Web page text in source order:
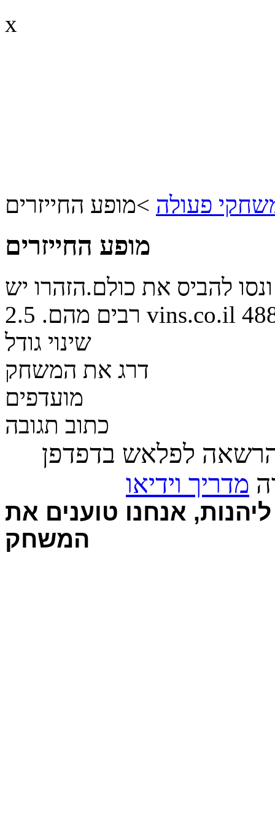
x
פעולה >מופע החייזרים
מופע החייזרים
להביס את כולם.הזהרו יש
רבים מהם. 2.5 vins.co.il
שינוי גודל
דרג את המשחק
מועדפים
כתוב תגובה
לפלאש בדפדפן
מדריך וידיאו
אנחנו טוענים את
המשחק